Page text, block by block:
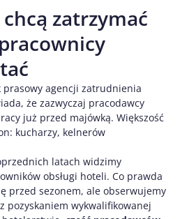
zatrzymać
prasowy agencji zatrudnienia
że zazwyczaj pracodawcy
już przed majówką. Większość
kucharzy, kelnerów
latach widzimy
obsługi hoteli. Co prawda
przed sezonem, ale obserwujemy
pozyskaniem wykwalifikowanej